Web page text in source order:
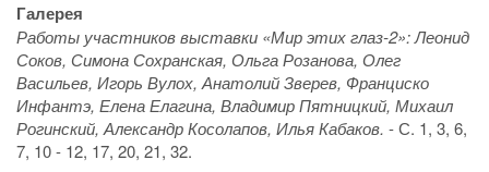
Галерея
Работы участников выставки «Мир этих глаз-2»: Леонид
Соков, Симона Сохранская, Ольга Розанова, Олег
Васильев, Игорь Вулох, Анатолий Зверев, Франциско
Инфантэ, Елена Елагина, Владимир Пятницкий, Михаил
Рогинский, Александр Косолапов, Илья Кабаков. - С. 1, 3, 6,
7, 10 - 12, 17, 20, 21, 32.